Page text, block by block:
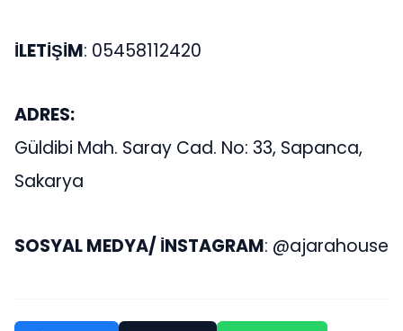
İLETİŞİM: 05458112420
ADRES:
Güldibi Mah. Saray Cad. No: 33, Sapanca,
Sakarya
SOSYAL MEDYA/ İNSTAGRAM: @ajarahouse